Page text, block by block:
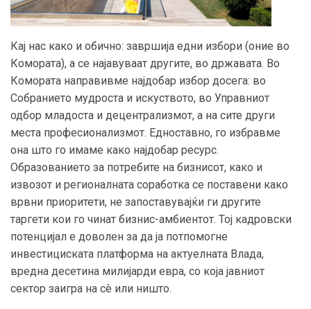
Кај нас како и обично: завршија едни избори (оние во
Комората), а се најавуваат другите, во државата. Во
Комората направивме најдобар избор досега: во
Собранието мудроста и искуството, во Управниот
одбор младоста и децентрализмот, а на сите други
места професионализмот. Едноставно, го избравме
она што го имаме како најдобар ресурс.
Образованието за потребите на бизнисот, како и
извозот и регионалната соработка се поставени како
врвни приоритети, не запоставувајќи ги другите
таргети кои го чинат бизнис-амбиентот. Тој кадровски
потенцијал е доволен за да ја потпомогне
инвестициската платформа на актуелната Влада,
вредна десетина милијарди евра, со која јавниот
сектор заигра на сè или ништо.